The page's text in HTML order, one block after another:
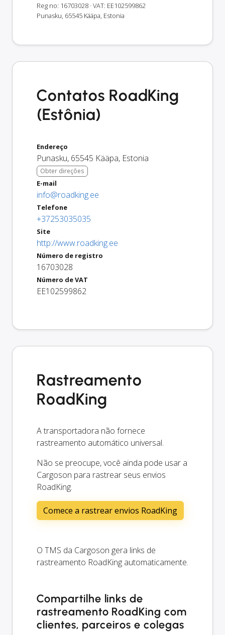
Reg no: 16703028 · VAT: EE102599862
Punasku, 65545 Kääpa, Estonia
Contatos RoadKing
(Estônia)
Endereço
Punasku, 65545 Kääpa, Estonia
Obter direções
E-mail
info@roadking.ee
Telefone
+37253035035
Site
http://www.roadking.ee
Número de registro
16703028
Número de VAT
EE102599862
Rastreamento
RoadKing
A transportadora não fornece
rastreamento automático universal.
Não se preocupe, você ainda pode usar a
Cargoson para rastrear seus envios
RoadKing.
Comece a rastrear envios RoadKing
O TMS da Cargoson gera links de
rastreamento RoadKing automaticamente.
Compartilhe links de
rastreamento RoadKing com
clientes, parceiros e colegas